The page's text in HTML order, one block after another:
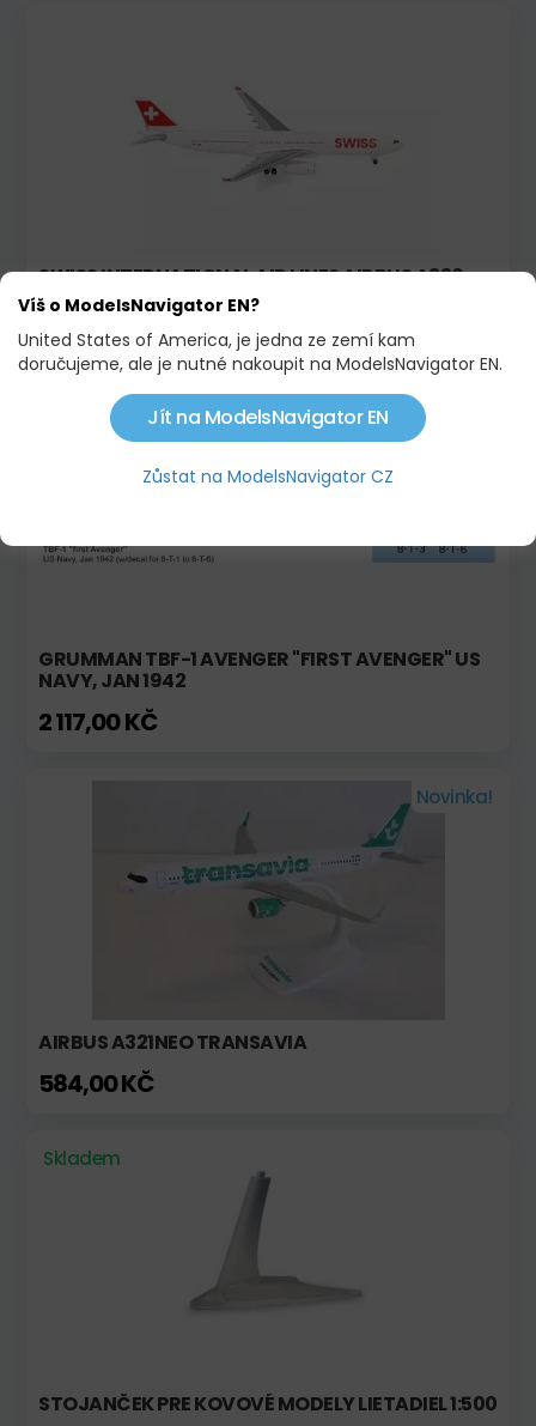
SWISS INTERNATIONAL AIR LINES AIRBUS A330-
300
1 145,00 KČ
Novinka!
GRUMMAN TBF-1 AVENGER "FIRST AVENGER" US
NAVY, JAN 1942
2 117,00 KČ
Novinka!
AIRBUS A321NEO TRANSAVIA
584,00 KČ
Skladem
STOJANČEK PRE KOVOVÉ MODELY LIETADIEL 1:500
Víš o ModelsNavigator EN?
United States of America, je jedna ze zemí kam
doručujeme, ale je nutné nakoupit na ModelsNavigator EN.
Jít na ModelsNavigator EN
Zůstat na ModelsNavigator CZ